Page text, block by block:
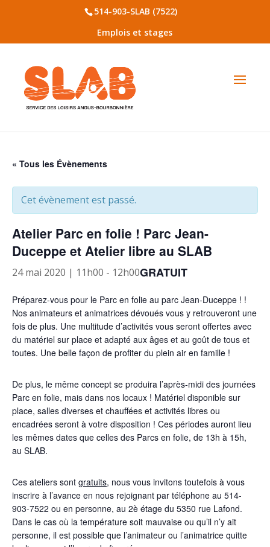
514-903-SLAB (7522)
Emplois et stages
« Tous les Évènements
Cet évènement est passé.
Atelier Parc en folie ! Parc Jean-
Duceppe et Atelier libre au SLAB
24 mai 2020 | 11h00 - 12h00GRATUIT
Préparez-vous pour le Parc en folie au parc Jean-Duceppe ! !
Nos animateurs et animatrices dévoués vous y retrouveront une
fois de plus. Une multitude d’activités vous seront offertes avec
du matériel sur place et adapté aux âges et au goût de tous et
toutes. Une belle façon de profiter du plein air en famille !
De plus, le même concept se produira l’après-midi des journées
Parc en folie, mais dans nos locaux ! Matériel disponible sur
place, salles diverses et chauffées et activités libres ou
encadrées seront à votre disposition ! Ces périodes auront lieu
les mêmes dates que celles des Parcs en folie, de 13h à 15h,
au SLAB.
Ces ateliers sont gratuits, nous vous invitons toutefois à vous
inscrire à l’avance en nous rejoignant par téléphone au 514-
903-7522 ou en personne, au 2è étage du 5350 rue Lafond.
Dans le cas où la température soit mauvaise ou qu’il n’y ait
personne, il est possible que l’animateur ou l’animatrice quitte